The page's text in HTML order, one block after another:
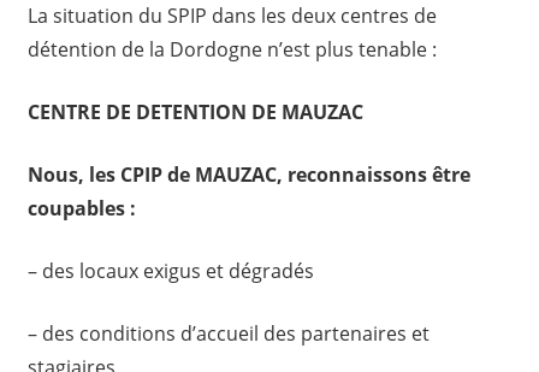
La situation du SPIP dans les deux centres de
détention de la Dordogne n’est plus tenable :
CENTRE DE DETENTION DE MAUZAC
Nous, les CPIP de MAUZAC, reconnaissons être
coupables :
– des locaux exigus et dégradés
– des conditions d’accueil des partenaires et